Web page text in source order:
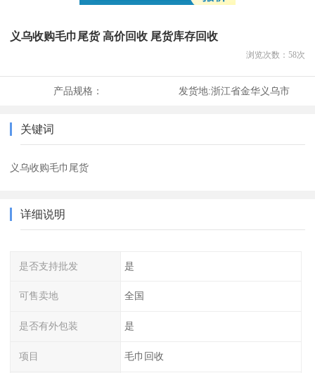
义乌收购毛巾尾货 高价回收 尾货库存回收
浏览次数： 58次
产品规格： 发货地:浙江省金华义乌市
关键词
义乌收购毛巾尾货
详细说明
是否支持批发 是
可售卖地 全国
是否有外包装 是
项目 毛巾回收